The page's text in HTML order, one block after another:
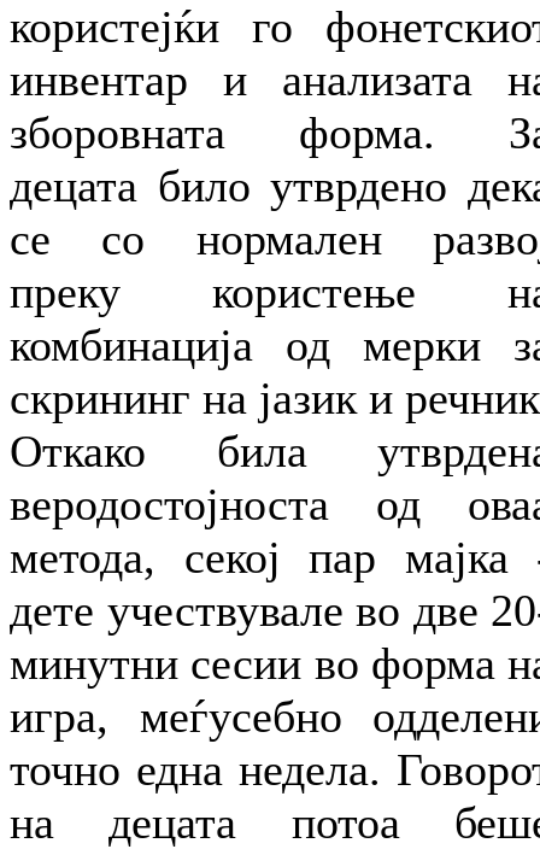
користејќи го
инвентар и анализата
зборовната форма.
децата било утврдено
се со нормален
преку користење
комбинација од мерки
скрининг на јазик и
Откако била
веродостојноста од
метода, секој пар мајка
дете учествувале во две
минутни сесии во форма
игра, меѓусебно
точно една недела.
на децата потоа